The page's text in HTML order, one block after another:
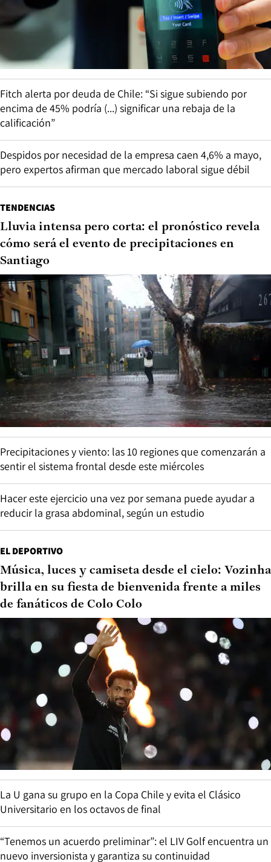
Fitch alerta por deuda de Chile: “Si sigue subiendo por
encima de 45% podría (...) significar una rebaja de la
calificación”
Despidos por necesidad de la empresa caen 4,6% a mayo,
pero expertos afirman que mercado laboral sigue débil
TENDENCIAS
Lluvia intensa pero corta: el pronóstico revela
cómo será el evento de precipitaciones en
Santiago
Precipitaciones y viento: las 10 regiones que comenzarán a
sentir el sistema frontal desde este miércoles
Hacer este ejercicio una vez por semana puede ayudar a
reducir la grasa abdominal, según un estudio
EL DEPORTIVO
Música, luces y camiseta desde el cielo: Vozinha
brilla en su fiesta de bienvenida frente a miles
de fanáticos de Colo Colo
La U gana su grupo en la Copa Chile y evita el Clásico
Universitario en los octavos de final
“Tenemos un acuerdo preliminar”: el LIV Golf encuentra un
nuevo inversionista y garantiza su continuidad